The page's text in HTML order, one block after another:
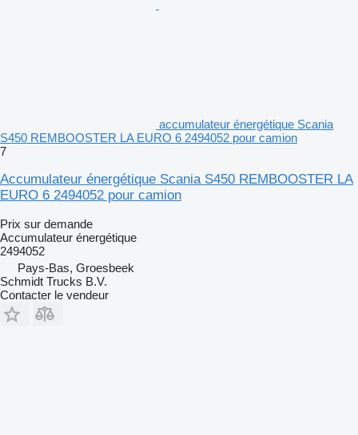
accumulateur énergétique Scania
S450 REMBOOSTER LA EURO 6 2494052 pour camion
7
Accumulateur énergétique Scania S450 REMBOOSTER LA
EURO 6 2494052 pour camion
Prix sur demande
Accumulateur énergétique
2494052
Pays-Bas, Groesbeek
Schmidt Trucks B.V.
Contacter le vendeur